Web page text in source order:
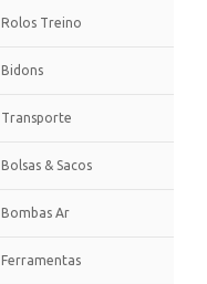
Rolos Treino
Bidons
Transporte
Bolsas & Sacos
Bombas Ar
Ferramentas